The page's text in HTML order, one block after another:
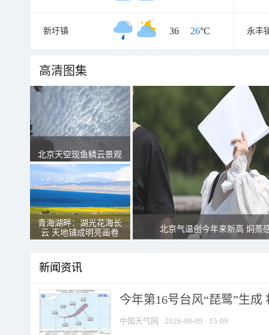
新圩镇 36 / 26°C 永丰
高清图集
北京天空现鱼鳞云景观
青海湖畔：湖光花海长
云 天地铺成明亮画卷
北京气温创今年来新高 焖蒸
新闻资讯
今年第16号台风“琵鹭”生
中国天气网 2026-08-09 15:09